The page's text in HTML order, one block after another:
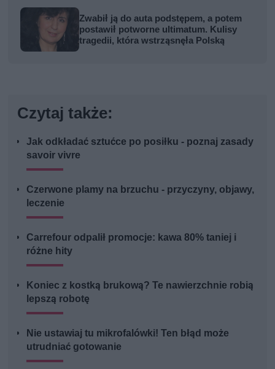
Zwabił ją do auta podstępem, a potem
postawił potworne ultimatum. Kulisy
tragedii, która wstrząsnęła Polską
Czytaj także:
Jak odkładać sztućce po posiłku - poznaj zasady
savoir vivre
Czerwone plamy na brzuchu - przyczyny, objawy,
leczenie
Carrefour odpalił promocje: kawa 80% taniej i
różne hity
Koniec z kostką brukową? Te nawierzchnie robią
lepszą robotę
Nie ustawiaj tu mikrofalówki! Ten błąd może
utrudniać gotowanie